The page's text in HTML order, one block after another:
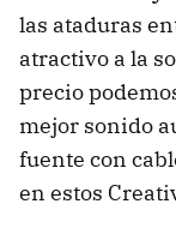
las ataduras
atractivo a la
precio
mejor sonido
fuente con
en estos